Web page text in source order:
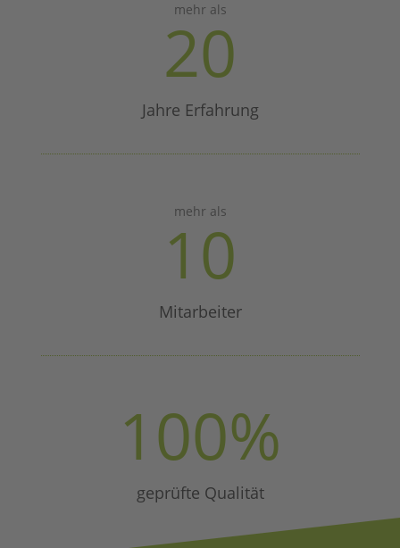
mehr als
20
Jahre Erfahrung
mehr als
10
Mitarbeiter
100%
geprüfte Qualität